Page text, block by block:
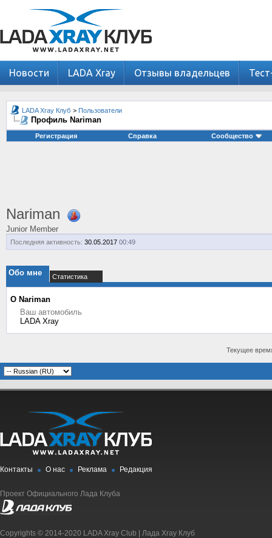
Новости LADA Xray Отзывы владельцев
LADA Xray Клуб > Пользователи
Профиль Nariman
Регистрация Справка Сообщество
Nariman
Junior Member
Последняя активность: 30.05.2017 00:49
Обо мне Статистика
О Nariman
Ваш автомобиль
LADA Xray
Текущее
Контакты О нас Реклама Редакция
Проект Официального Лада Клуба
Copyrights © 2014-2020 LADA Xray Club | Лада Xray Клуб